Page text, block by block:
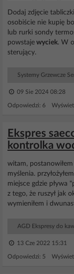
Dodaj zdjęcie
osobiście nie kupię
lub rurki sondy
powstaje wyciek. W
sterujący.
Systemy Grzewcze
09 Sie 2024 08:28
Odpowiedzi: 6
Ekspres
kontrolka
witam,
myślenia.
miejsce gdzie pływa
z tego, że ruszył jak
wymieniłem i
AGD Ekspresy do
13 Cze 2022 15:31
Odpowiedzi: 5